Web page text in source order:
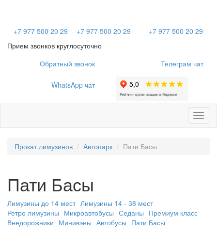
+7 977 500 20 29 +7 977 500 20 29
+7 977 500 20 29
Прием звонков круглосуточно
Обратный звонок
Телеграм чат
WhatsApp чат
Прокат лимузинов Автопарк Пати Басы
Пати Басы
Лимузины до 14 мест Лимузины 14 - 38 мест
Ретро лимузины Микроавтобусы Седаны Премиум класс
Внедорожники Минивэны Автобусы Пати Басы